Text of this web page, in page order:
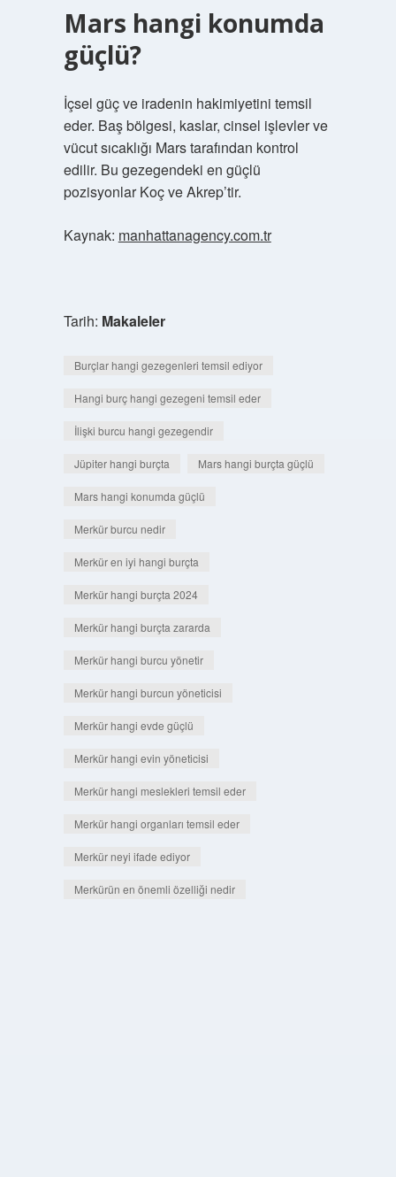
Mars hangi konumda
güçlü?
İçsel güç ve iradenin hakimiyetini temsil
eder. Baş bölgesi, kaslar, cinsel işlevler ve
vücut sıcaklığı Mars tarafından kontrol
edilir. Bu gezegendeki en güçlü
pozisyonlar Koç ve Akrep’tir.
Kaynak: manhattanagency.com.tr
Tarih: Makaleler
Burçlar hangi gezegenleri temsil ediyor
Hangi burç hangi gezegeni temsil eder
İlişki burcu hangi gezegendir
Jüpiter hangi burçta Mars hangi burçta güçlü
Mars hangi konumda güçlü
Merkür burcu nedir
Merkür en iyi hangi burçta
Merkür hangi burçta 2024
Merkür hangi burçta zararda
Merkür hangi burcu yönetir
Merkür hangi burcun yöneticisi
Merkür hangi evde güçlü
Merkür hangi evin yöneticisi
Merkür hangi meslekleri temsil eder
Merkür hangi organları temsil eder
Merkür neyi ifade ediyor
Merkürün en önemli özelliği nedir